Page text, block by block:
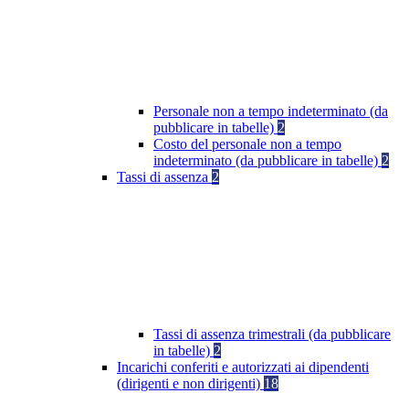
Personale non a tempo indeterminato (da
pubblicare in tabelle) 2
Costo del personale non a tempo
indeterminato (da pubblicare in tabelle) 2
Tassi di assenza 2
Tassi di assenza trimestrali (da pubblicare
in tabelle) 2
Incarichi conferiti e autorizzati ai dipendenti
(dirigenti e non dirigenti) 18